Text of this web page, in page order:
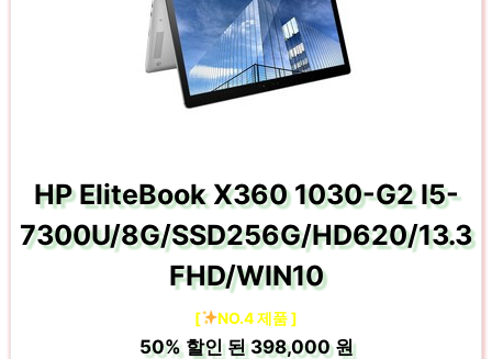
HP EliteBook X360 1030-G2 I5-
7300U/8G/SSD256G/HD620/13.3
FHD/WIN10
[ NO.4 제품 ]
50%할인 된398,000 원